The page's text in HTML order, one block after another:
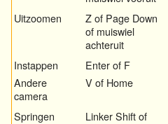
Uitzoomen
Z of Page Down
of muiswiel
achteruit
Instappen
Enter of F
Andere
camera
V of Home
Springen
Linker Shift of